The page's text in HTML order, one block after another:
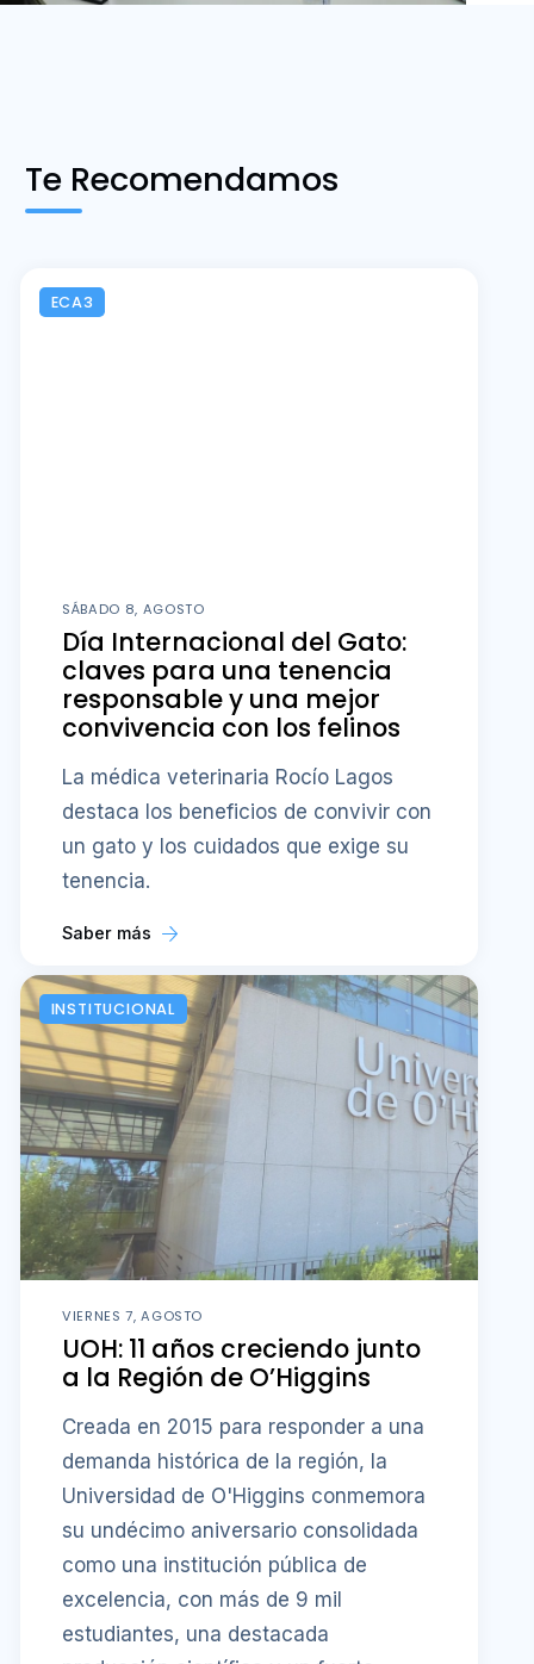
Te Recomendamos
ECA3
SÁBADO 8, AGOSTO
Día Internacional del Gato:
claves para una tenencia
responsable y una mejor
convivencia con los felinos
La médica veterinaria Rocío Lagos
destaca los beneficios de convivir con
un gato y los cuidados que exige su
tenencia.
Saber más
INSTITUCIONAL
VIERNES 7, AGOSTO
UOH: 11 años creciendo junto
a la Región de O’Higgins
Creada en 2015 para responder a una
demanda histórica de la región, la
Universidad de O'Higgins conmemora
su undécimo aniversario consolidada
como una institución pública de
excelencia, con más de 9 mil
estudiantes, una destacada